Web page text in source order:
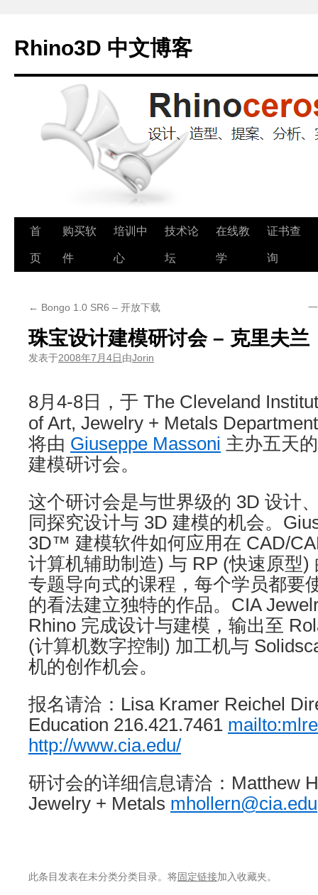
Rhino3D 中文博客
跳
至
首
页
购买软
件
培训中
心
技术论
坛
在线教
学
证书查
询
← Bongo 1.0 SR6 – 开放下载
珠宝设计建模研讨会 – 克里夫兰
发表于2008年7月4日由Jorin
8月4-8日，于 The Cleveland
of Art, Jewelry + Metals Department
将由 Giuseppe Massoni 主办五天的
建模研讨会。
这个研讨会是与世界级的 3D 设计
同探究设计与 3D 建模的机会。
3D™ 建模软件如何应用在 CAD/
计算机辅助制造) 与 RP (快速原型)
专题导向式的课程，每个学员都要
的看法建立独特的作品。CIA
Rhino 完成设计与建模，输出至
(计算机数字控制) 加工机与
机的创作机会。
报名请洽：Lisa Kramer Reichel
Education 216.421.7461
http://www.cia.edu/
研讨会的详细信息请洽：Matthew
Jewelry + Metals mhollern@cia.edu
此条目发表在未分类分类目录。将固定链接加入收藏夹。